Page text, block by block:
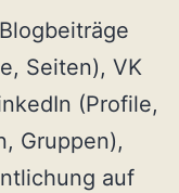
Seiten), VK
(Profile,
Gruppen),
auf